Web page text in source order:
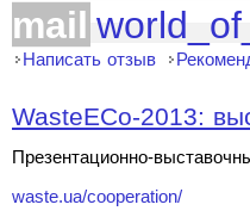
mail
Написать отзыв
WasteECo-2013:
Презентационно-
waste.ua/cooperation/